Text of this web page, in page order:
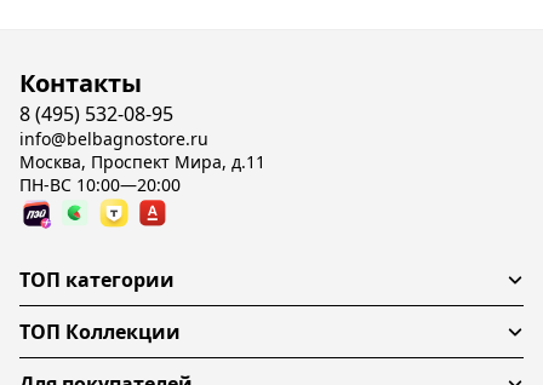
Контакты
8 (495) 532-08-95
info@belbagnostore.ru
Москва, Проспект Мира, д.11
ПН-ВС 10:00—20:00
ТОП категории
ТОП Коллекции